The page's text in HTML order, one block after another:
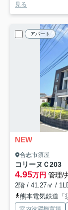
見る
アパート
NEW
合志市須屋
コリーヌＣ203
4.95万円 管理/
2階 / 41.27㎡ /
熊本電気鉄道「